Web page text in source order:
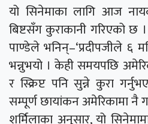
यो सिनेमाका लागि आज
बिष्टसँग कुराकानी गरिएको छ ।
पाण्डेले भनिन्–‘प्रदीपजीले ६
भन्नुभयो । केही समयपछि
र स्क्रिप्ट पनि सुन्ने कुरा
सम्पूर्ण छायांकन अमेरिकामा नै
शर्मिलाका अनुसार, यो